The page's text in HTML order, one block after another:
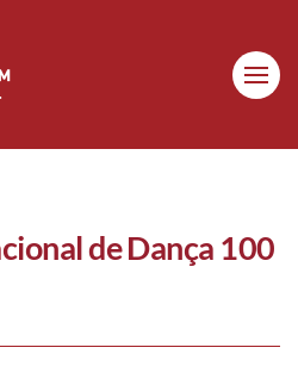
de Dança 100